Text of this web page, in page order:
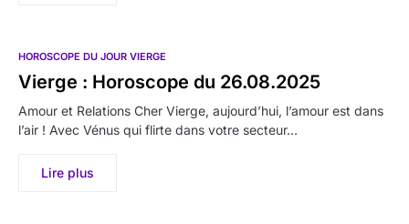
HOROSCOPE DU JOUR VIERGE
Vierge : Horoscope du 26.08.2025
Amour et Relations Cher Vierge, aujourd’hui, l’amour est dans
l’air ! Avec Vénus qui flirte dans votre secteur…
Lire plus